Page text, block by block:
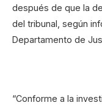
después de que la
del tribunal, según
Departamento de
“Conforme a la